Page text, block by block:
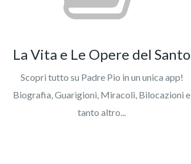
La Vita e Le Opere del Santo
Scopri tutto su Padre Pio in un unica app!
Biografia, Guarigioni, Miracoli, Bilocazioni e
tanto altro...